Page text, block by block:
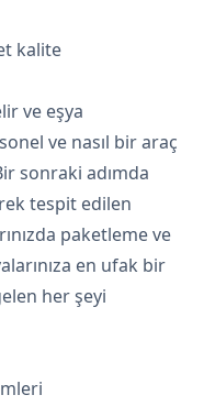
kalite
ve eşya
ve nasıl bir araç
sonraki adımda
tespit edilen
paketleme ve
en ufak bir
her şeyi